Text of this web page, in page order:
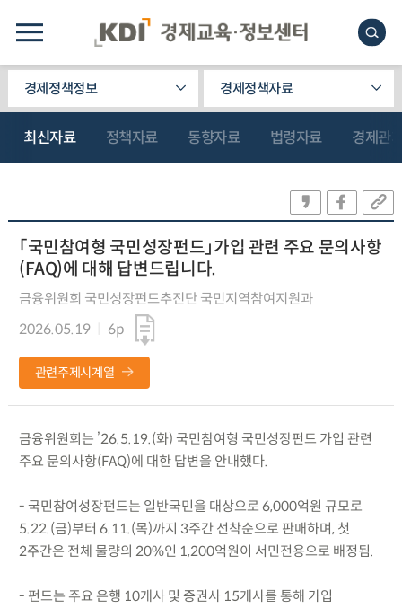
경제정책정보 경제정책자료
최신자료 정책자료 동향자료 법령자료 경제관
「국민참여형 국민성장펀드」가입 관련 주요 문의사항
(FAQ)에 대해 답변드립니다.
금융위원회 국민성장펀드추진단 국민지역참여지원과
2026.05.19
6p
관련주제시계열
금융위원회는 ’26.5.19.(화) 국민참여형 국민성장펀드 가입 관련
주요 문의사항(FAQ)에 대한 답변을 안내했다.
- 국민참여성장펀드는 일반국민을 대상으로 6,000억원 규모로
5.22.(금)부터 6.11.(목)까지 3주간 선착순으로 판매하며, 첫
2주간은 전체 물량의 20%인 1,200억원이 서민전용으로 배정됨.
- 펀드는 주요 은행 10개사 및 증권사 15개사를 통해 가입